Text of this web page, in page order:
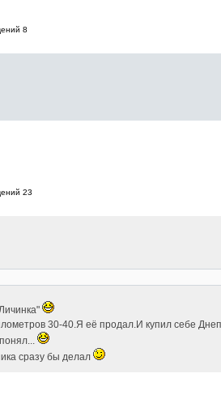
8
23
30-40.Я её продал.И купил себе
сразу бы делал